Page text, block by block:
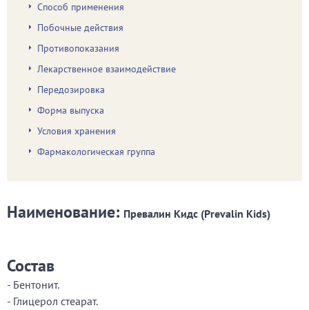
Способ применения
Побочные действия
Противопоказания
Лекарственное взаимодействие
Передозировка
Форма выпуска
Условия хранения
Фармакологическая группа
Наименование: Превалин Кидс (Prevalin Kids)
Состав
- Бентонит.
- Глицерол стеарат.